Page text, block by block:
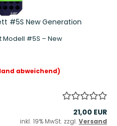
#5S New Generation
Modell #5S – New
abweichend)
21,00 EUR
inkl. 19% MwSt. zzgl. Versand